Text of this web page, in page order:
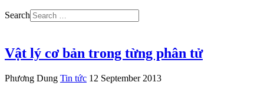
Search
Vật lý cơ bản trong từng phân tử
Phương Dung Tin tức 12 September 2013